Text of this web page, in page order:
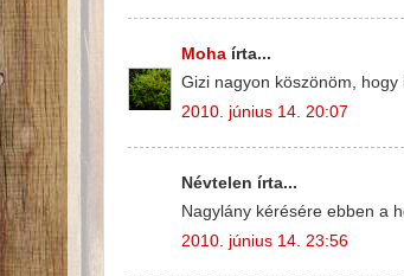
Moha írta...
Gizi nagyon köszönöm,
2010. június 14. 20:07
Névtelen írta...
Nagylány kérésére ebben a
2010. június 14. 23:56